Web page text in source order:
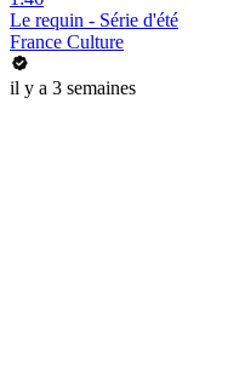
Le requin - Série d'été
France Culture
il y a 3 semaines